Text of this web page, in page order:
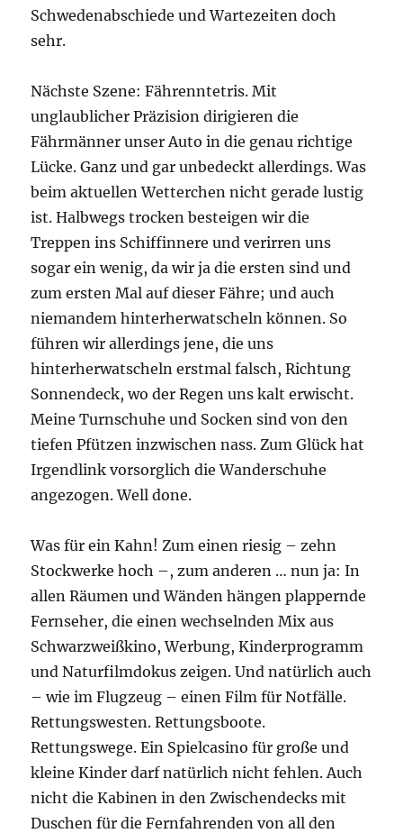
Schwedenabschiede und Wartezeiten doch
sehr.
Nächste Szene: Fährenntetris. Mit
unglaublicher Präzision dirigieren die
Fährmänner unser Auto in die genau richtige
Lücke. Ganz und gar unbedeckt allerdings. Was
beim aktuellen Wetterchen nicht gerade lustig
ist. Halbwegs trocken besteigen wir die
Treppen ins Schiffinnere und verirren uns
sogar ein wenig, da wir ja die ersten sind und
zum ersten Mal auf dieser Fähre; und auch
niemandem hinterherwatscheln können. So
führen wir allerdings jene, die uns
hinterherwatscheln erstmal falsch, Richtung
Sonnendeck, wo der Regen uns kalt erwischt.
Meine Turnschuhe und Socken sind von den
tiefen Pfützen inzwischen nass. Zum Glück hat
Irgendlink vorsorglich die Wanderschuhe
angezogen. Well done.
Was für ein Kahn! Zum einen riesig – zehn
Stockwerke hoch –, zum anderen … nun ja: In
allen Räumen und Wänden hängen plappernde
Fernseher, die einen wechselnden Mix aus
Schwarzweißkino, Werbung, Kinderprogramm
und Naturfilmdokus zeigen. Und natürlich auch
– wie im Flugzeug – einen Film für Notfälle.
Rettungswesten. Rettungsboote.
Rettungswege. Ein Spielcasino für große und
kleine Kinder darf natürlich nicht fehlen. Auch
nicht die Kabinen in den Zwischendecks mit
Duschen für die Fernfahrenden von all den